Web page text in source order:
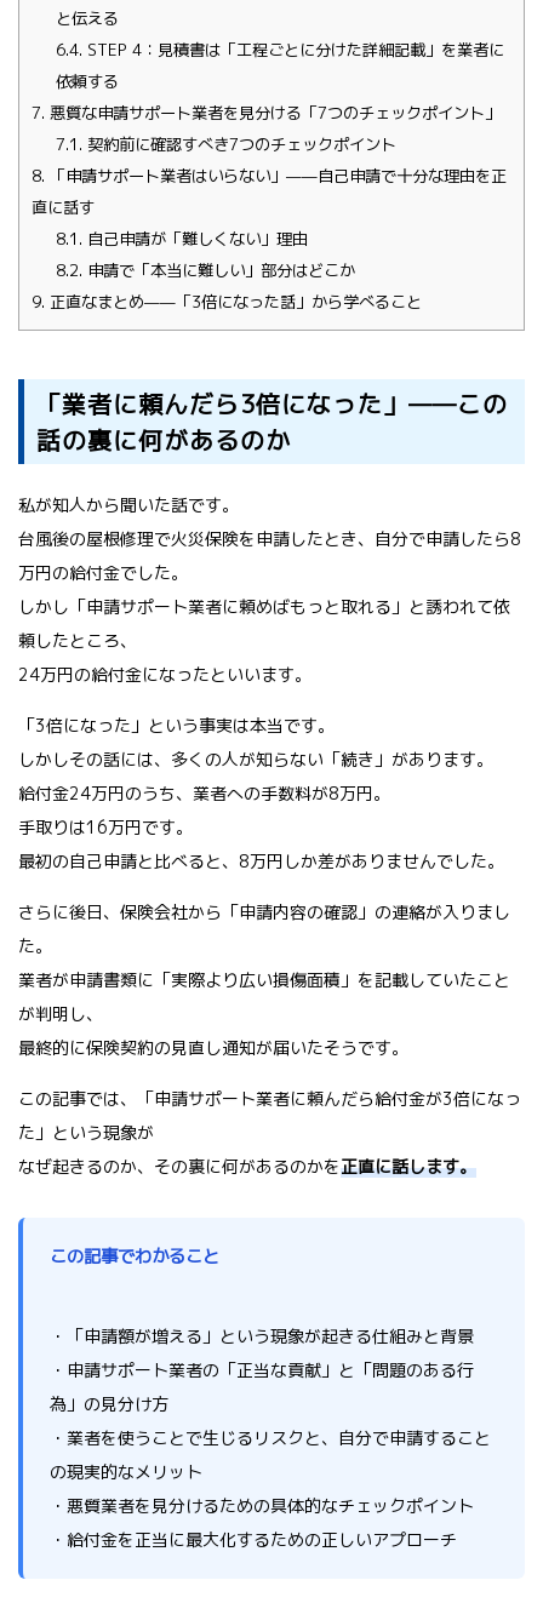
と伝える
6.4. STEP 4：見積書は「工程ごとに分けた詳細記載」を業者に
依頼する
7. 悪質な申請サポート業者を見分ける「7つのチェックポイント」
7.1. 契約前に確認すべき7つのチェックポイント
8. 「申請サポート業者はいらない」——自己申請で十分な理由を正
直に話す
8.1. 自己申請が「難しくない」理由
8.2. 申請で「本当に難しい」部分はどこか
9. 正直なまとめ——「3倍になった話」から学べること
「業者に頼んだら3倍になった」——この
話の裏に何があるのか
私が知人から聞いた話です。
台風後の屋根修理で火災保険を申請したとき、自分で申請したら8
万円の給付金でした。
しかし「申請サポート業者に頼めばもっと取れる」と誘われて依
頼したところ、
24万円の給付金になったといいます。
「3倍になった」という事実は本当です。
しかしその話には、多くの人が知らない「続き」があります。
給付金24万円のうち、業者への手数料が8万円。
手取りは16万円です。
最初の自己申請と比べると、8万円しか差がありませんでした。
さらに後日、保険会社から「申請内容の確認」の連絡が入りまし
た。
業者が申請書類に「実際より広い損傷面積」を記載していたこと
が判明し、
最終的に保険契約の見直し通知が届いたそうです。
この記事では、「申請サポート業者に頼んだら給付金が3倍になっ
た」という現象が
なぜ起きるのか、その裏に何があるのかを正直に話します。
この記事でわかること
・「申請額が増える」という現象が起きる仕組みと背景
・申請サポート業者の「正当な貢献」と「問題のある行
為」の見分け方
・業者を使うことで生じるリスクと、自分で申請すること
の現実的なメリット
・悪質業者を見分けるための具体的なチェックポイント
・給付金を正当に最大化するための正しいアプローチ